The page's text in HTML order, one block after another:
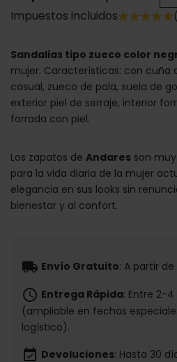
Impuestos incluidos
Sandalias tipo zueco color
mujer. Características: con cuña
casual, zueco de pala, suela de
exterior piel de serraje, interior
forrada con piel.
Los zapatos de Andares son
para la vida diaria de la mujer
elegancia en sus looks sin
bienestar y al confort.
local_shipping Envío Gratuito: A partir
schedule Entrega Rápida: Entre 2-
(ampliable en fechas
logístico).
event_available Devoluciones: Hasta 30